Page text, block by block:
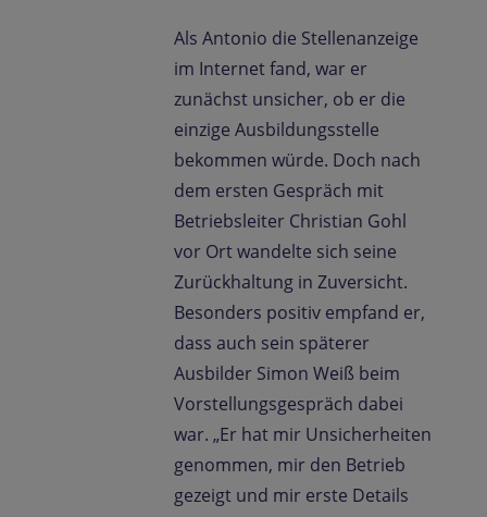
Als Antonio die Stellenanzeige
im Internet fand, war er
zunächst unsicher, ob er die
einzige Ausbildungsstelle
bekommen würde. Doch nach
dem ersten Gespräch mit
Betriebsleiter Christian Gohl
vor Ort wandelte sich seine
Zurückhaltung in Zuversicht.
Besonders positiv empfand er,
dass auch sein späterer
Ausbilder Simon Weiß beim
Vorstellungsgespräch dabei
war. „Er hat mir Unsicherheiten
genommen, mir den Betrieb
gezeigt und mir erste Details